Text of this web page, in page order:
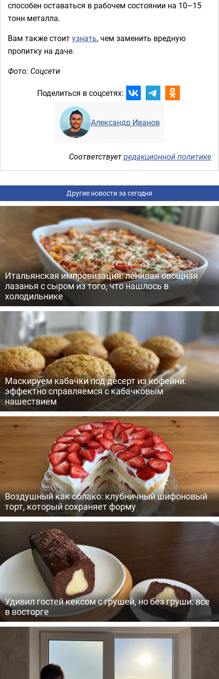
способен оставаться в рабочем состоянии на 10–15
тонн металла.
Вам также стоитузнать, чем заменить вредную
пропитку на даче.
Фото: Соцсети
Поделиться в соцсетях:
Александр Иванов
Соответствуетредакционной политике
Другие новости за сегодня
Итальянская импровизация: ленивая овощная
лазанья с сыром из того, что нашлось в
холодильнике
Маскируем кабачки под десерт из кофейни:
эффектно справляемся с кабачковым
нашествием
Воздушный как облако: клубничный шифоновый
торт, который сохраняет форму
Удивил гостей кексом с грушей, но без груши: все
в восторге